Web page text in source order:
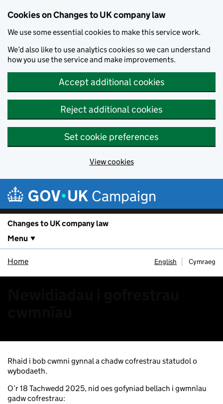
Cookies on Changes to UK company law
We use some essential cookies to make this service work.
We’d also like to use analytics cookies so we can understand
how you use the service and make improvements.
Accept additional cookies
Reject additional cookies
Set cookie preferences
View cookies
Campaign
Changes to UK company law
Menu
Home English Cymraeg
Rhaid i bob cwmni gynnal a chadw cofrestrau statudol o
wybodaeth.
O’r 18 Tachwedd 2025, nid oes gofyniad bellach i gwmnïau
gadw cofrestrau: